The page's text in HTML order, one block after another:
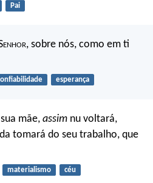
Pai
enhor, sobre nós, como em ti
esperança
mãe, assim nu voltará,
tomará do seu trabalho, que
materialismo céu